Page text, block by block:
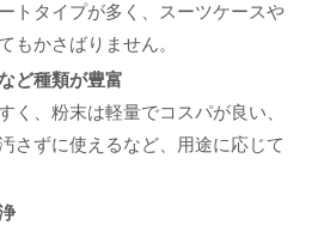
トタイプが多く、スーツケースや
もかさばりません。
ど種類が豊富
、粉末は軽量でコスパが良い、
さずに使えるなど、用途に応じて